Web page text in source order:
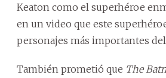
Keaton como el superhéroe
en un video que este
personajes más importantes del
También prometió que The